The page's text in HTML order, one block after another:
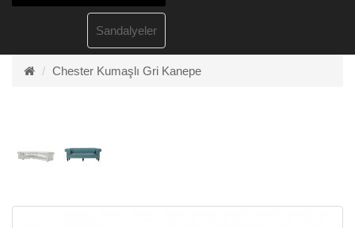
Sandalyeler
Chester Kumaşlı Gri Kanepe